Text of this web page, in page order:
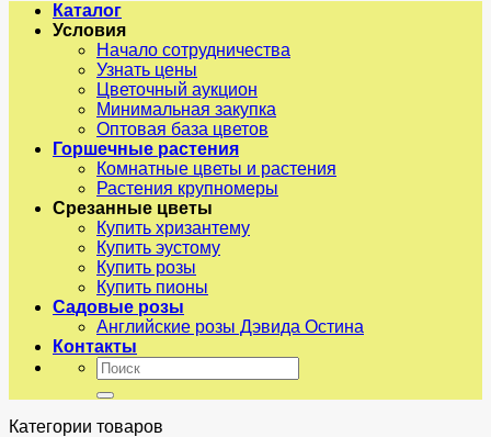
Каталог
Условия
Начало сотрудничества
Узнать цены
Цветочный аукцион
Минимальная закупка
Оптовая база цветов
Горшечные растения
Комнатные цветы и растения
Растения крупномеры
Срезанные цветы
Купить хризантему
Купить эустому
Купить розы
Купить пионы
Садовые розы
Английские розы Дэвида Остина
Контакты
Искать:
Категории товаров